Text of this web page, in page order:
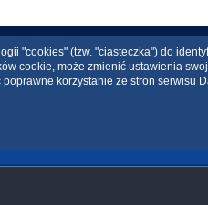
"cookies" (tzw. "ciasteczka") do
cookie, może zmienić ustawienia
korzystanie ze stron serwisu